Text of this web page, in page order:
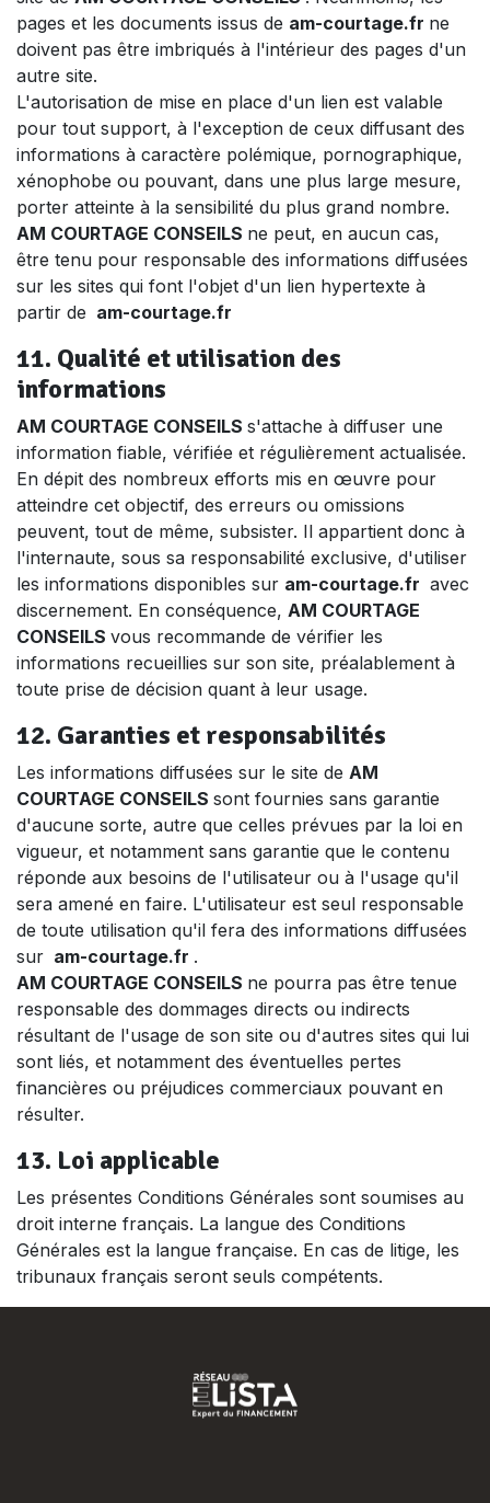
pages et les documents issus de am-courtage.fr ne
doivent pas être imbriqués à l'intérieur des pages d'un
autre site.
L'autorisation de mise en place d'un lien est valable
pour tout support, à l'exception de ceux diffusant des
informations à caractère polémique, pornographique,
xénophobe ou pouvant, dans une plus large mesure,
porter atteinte à la sensibilité du plus grand nombre.
AM COURTAGE CONSEILS ne peut, en aucun cas,
être tenu pour responsable des informations diffusées
sur les sites qui font l'objet d'un lien hypertexte à
partir de am-courtage.fr
11. Qualité et utilisation des
informations
AM COURTAGE CONSEILS s'attache à diffuser une
information fiable, vérifiée et régulièrement actualisée.
En dépit des nombreux efforts mis en œuvre pour
atteindre cet objectif, des erreurs ou omissions
peuvent, tout de même, subsister. Il appartient donc à
l'internaute, sous sa responsabilité exclusive, d'utiliser
les informations disponibles sur am-courtage.fr avec
discernement. En conséquence, AM COURTAGE
CONSEILS vous recommande de vérifier les
informations recueillies sur son site, préalablement à
toute prise de décision quant à leur usage.
12. Garanties et responsabilités
Les informations diffusées sur le site de AM
COURTAGE CONSEILS sont fournies sans garantie
d'aucune sorte, autre que celles prévues par la loi en
vigueur, et notamment sans garantie que le contenu
réponde aux besoins de l'utilisateur ou à l'usage qu'il
sera amené en faire. L'utilisateur est seul responsable
de toute utilisation qu'il fera des informations diffusées
sur am-courtage.fr .
AM COURTAGE CONSEILS ne pourra pas être tenue
responsable des dommages directs ou indirects
résultant de l'usage de son site ou d'autres sites qui lui
sont liés, et notamment des éventuelles pertes
financières ou préjudices commerciaux pouvant en
résulter.
13. Loi applicable
Les présentes Conditions Générales sont soumises au
droit interne français. La langue des Conditions
Générales est la langue française. En cas de litige, les
tribunaux français seront seuls compétents.